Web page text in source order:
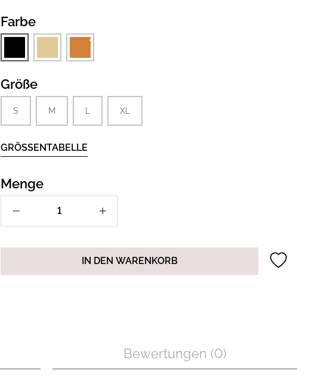
Farbe
Größe
S M XL
GRÖSSENTABELLE
Menge
IN DEN WARENKORB
Bewertungen (0)